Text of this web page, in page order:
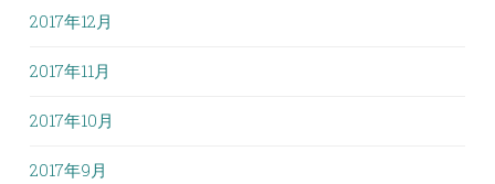
2017年12月
2017年11月
2017年10月
2017年9月